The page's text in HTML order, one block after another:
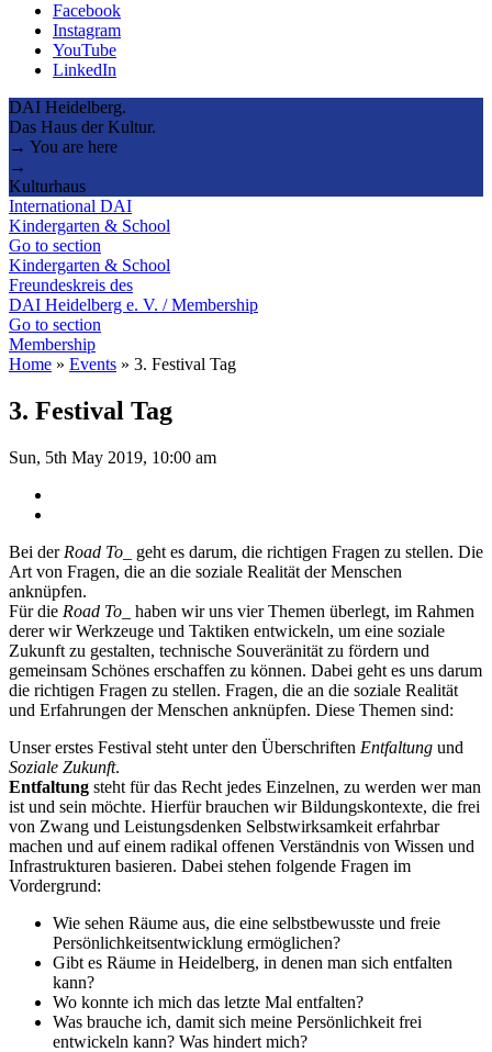
Facebook
Instagram
YouTube
LinkedIn
DAI Heidelberg.
Das Haus der Kultur.
→ You are here
→
Kulturhaus
International DAI
Kindergarten & School
Go to section
Kindergarten & School
Freundeskreis des
DAI Heidelberg e. V. / Membership
Go to section
Membership
Home » Events » 3. Festival Tag
3. Festival Tag
Sun, 5th May 2019, 10:00 am
Bei der Road To_
geht es darum, die richtigen Fragen zu stellen. Die
Art von Fragen, die an die soziale Realität der Menschen
anknüpfen.
Für die Road To_
haben wir uns vier Themen überlegt, im Rahmen
derer wir Werkzeuge und Taktiken entwickeln, um eine soziale
Zukunft zu gestalten, technische Souveränität zu fördern und
gemeinsam Schönes erschaffen zu können. Dabei geht es uns darum
die richtigen Fragen zu stellen. Fragen, die an die soziale Realität
und Erfahrungen der Menschen anknüpfen. Diese Themen sind:
Unser erstes Festival steht unter den Überschriften Entfaltung und
Soziale Zukunft.
Entfaltung steht für das Recht jedes Einzelnen, zu werden wer man
ist und sein möchte. Hierfür brauchen wir Bildungskontexte, die frei
von Zwang und Leistungsdenken Selbstwirksamkeit erfahrbar
machen und auf einem radikal offenen Verständnis von Wissen und
Infrastrukturen basieren. Dabei stehen folgende Fragen im
Vordergrund:
Wie sehen Räume aus, die eine selbstbewusste und freie
Persönlichkeitsentwicklung ermöglichen?
Gibt es Räume in Heidelberg, in denen man sich entfalten
kann?
Wo konnte ich mich das letzte Mal entfalten?
Was brauche ich, damit sich meine Persönlichkeit frei
entwickeln kann? Was hindert mich?